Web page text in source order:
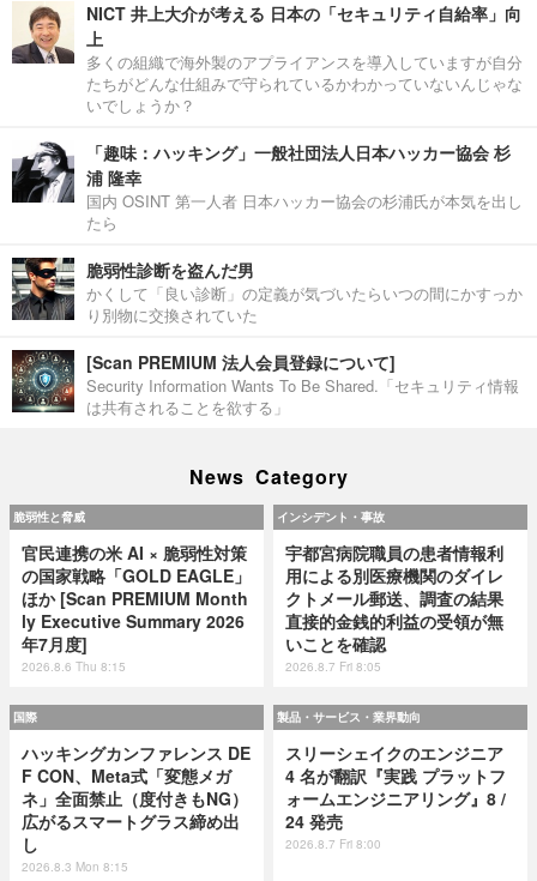
NICT 井上大介が考える 日本の「セキュリティ自給率」向
上
多くの組織で海外製のアプライアンスを導入していますが自分
たちがどんな仕組みで守られているかわかっていないんじゃな
いでしょうか？
「趣味：ハッキング」一般社団法人日本ハッカー協会 杉
浦 隆幸
国内 OSINT 第一人者 日本ハッカー協会の杉浦氏が本気を出し
たら
脆弱性診断を盗んだ男
かくして「良い診断」の定義が気づいたらいつの間にかすっか
り別物に交換されていた
[Scan PREMIUM 法人会員登録について]
Security Information Wants To Be Shared.「セキュリティ情報
は共有されることを欲する」
News Category
脆弱性と脅威
官民連携の米 AI × 脆弱性対策
の国家戦略「GOLD EAGLE」
ほか [Scan PREMIUM Month
ly Executive Summary 2026
年7月度]
2026.8.6 Thu 8:15
インシデント・事故
宇都宮病院職員の患者情報利
用による別医療機関のダイレ
クトメール郵送、調査の結果
直接的金銭的利益の受領が無
いことを確認
2026.8.7 Fri 8:05
国際
ハッキングカンファレンス DE
F CON、Meta式「変態メガ
ネ」全面禁止（度付きもNG）
広がるスマートグラス締め出
し
2026.8.3 Mon 8:15
製品・サービス・業界動向
スリーシェイクのエンジニア
4 名が翻訳『実践 プラットフ
ォームエンジニアリング』8 /
24 発売
2026.8.7 Fri 8:00